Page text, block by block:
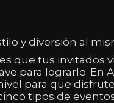
y diversión al
que tus invitados
para lograrlo. En
para que
tipos de